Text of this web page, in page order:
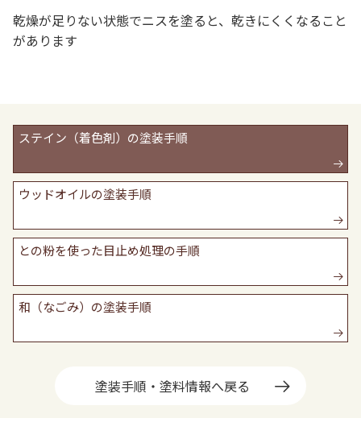
乾燥が足りない状態でニスを塗ると、乾きにくくなること
があります
ステイン（着色剤）の塗装手順
ウッドオイルの塗装手順
との粉を使った目止め処理の手順
和（なごみ）の塗装手順
塗装手順・塗料情報へ戻る